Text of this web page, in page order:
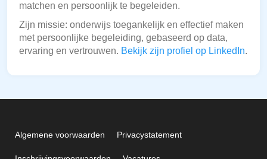
matchen en persoonlijk te begeleiden.
Zijn missie: onderwijs toegankelijk en effectief maken
met persoonlijke begeleiding, gebaseerd op data,
ervaring en vertrouwen. Bekijk zijn profiel op LinkedIn.
Algemene voorwaarden Privacystatement